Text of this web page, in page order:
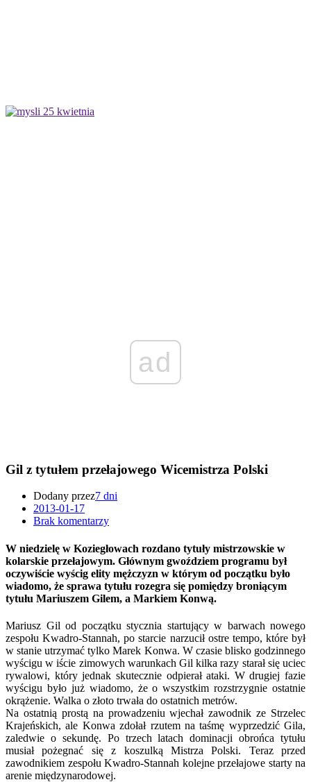
ad
Gil z tytułem przełajowego Wicemistrza Polski
Dodany przez7 dni
2013-01-17
Brak komentarzy
W niedzielę w Koziegłowach rozdano tytuły mistrzowskie w
kolarskie przełajowym. Głównym gwoździem programu był
oczywiście wyścig elity mężczyzn w którym od początku było
wiadomo, że sprawa tytułu rozegra się pomiędzy broniącym
tytułu Mariuszem Gilem, a Markiem Konwą.
Mariusz Gil od początku stycznia startujący w barwach nowego
zespołu Kwadro-Stannah, po starcie narzucił ostre tempo, które był
w stanie utrzymać tylko Marek Konwa. W czasie blisko godzinnego
wyścigu w iście zimowych warunkach Gil kilka razy starał się uciec
rywalowi, który jednak skutecznie odpierał ataki. W drugiej fazie
wyścigu było już wiadomo, że o wszystkim rozstrzygnie ostatnie
okrążenie. Walka o złoto trwała do ostatnich metrów.
Na ostatnią prostą na prowadzeniu wjechał zawodnik ze Strzelec
Krajeńskich, ale Konwa zdołał rzutem na taśmę wyprzedzić Gila,
zaledwie o sekundę. Po trzech latach dominacji obrońca tytułu
musiał pożegnać się z koszulką Mistrza Polski. Teraz przed
zawodnikiem zespołu Kwadro-Stannah kolejne przełajowe starty na
arenie międzynarodowej.